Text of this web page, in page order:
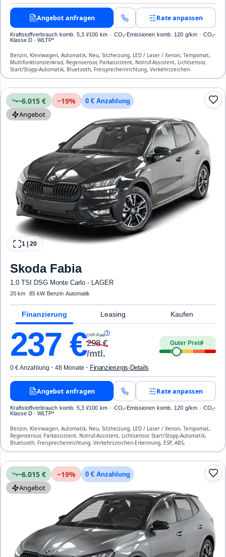
Angebot anfragen Rate anpassen
Kraftstoffverbrauch komb. 5,3 l/100 km · CO₂-Emissionen komb. 120 g/km · CO₂-
Klasse D · WLTP*
Benzin, Kleinwagen, Automatik, Neu, Sitzheizung, LED / Laser / Xenon, Tempomat,
Multifunktionslenkrad, Regensensor, Parkassistent, Notruf-Assistent, Lichtsensor,
Start/Stopp-Automatik, Bluetooth, Freisprecheinrichtung, Verkehrszeichen-
Erkennung, ESP, ABS, Klimatisierung, Front-, Seiten- und weitere Airbags
−6.015 € −19% 0 € Anzahlung
Angebot
1 20
Skoda Fabia
1,0 TSI DSG Monte Carlo - LAGER
20 km· ·85 kW· Benzin·Automatik
Finanzierung Leasing Kaufen
237 €UVP-Rate 3
298€
/mtl.
Guter Preis4
0 € Anzahlung · 48 Monate · Finanzierungs-Details
Angebot anfragen Rate anpassen
Kraftstoffverbrauch komb. 5,3 l/100 km · CO₂-Emissionen komb. 120 g/km · CO₂-
Klasse D · WLTP*
Benzin, Kleinwagen, Automatik, Neu, Sitzheizung, LED / Laser / Xenon, Tempomat,
Regensensor, Parkassistent, Notruf-Assistent, Lichtsensor, Start/Stopp-Automatik,
Bluetooth, Freisprecheinrichtung, Verkehrszeichen-Erkennung, ESP, ABS,
Klimatisierung, Front-, Seiten- und weitere Airbags
−6.015 € −19% 0 € Anzahlung
Angebot